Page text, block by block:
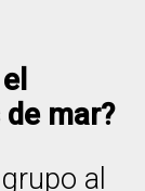
mar?
al